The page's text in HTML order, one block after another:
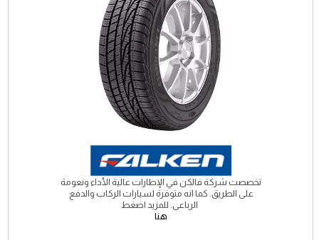
تخصصت شركة فالكن في الإطارات عالية الأداء ونعومة
على الطريق. كما انه متوفرة لسيارات الركاب والدفع
هنا